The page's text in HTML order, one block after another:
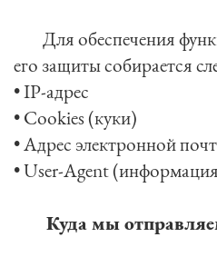
его защиты собирается
• IP-адрес
• Cookies (куки)
• Адрес электронной
• User-Agent
Куда мы